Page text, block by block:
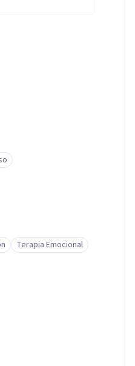
Terapia Emocional